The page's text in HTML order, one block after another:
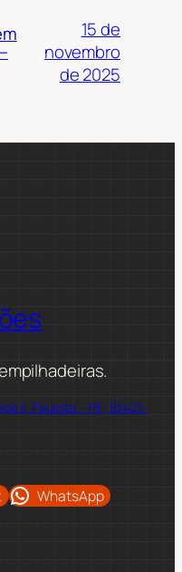
15 de
novembro
de 2025
II, Paulista – PE, 53421-
WhatsApp